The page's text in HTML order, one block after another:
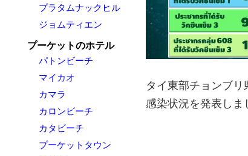
プラタムナックヒル
ジョムティエン
プーケットのホテル
パトンビーチ
マイカオ
カマラ
カロンビーチ
カタビーチ
プーケットタウン
タイ東部チョンブ
感染状況を発表しま